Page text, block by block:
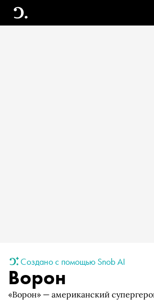
Создано с помощью Snob AI
Ворон
«Ворон» — американский